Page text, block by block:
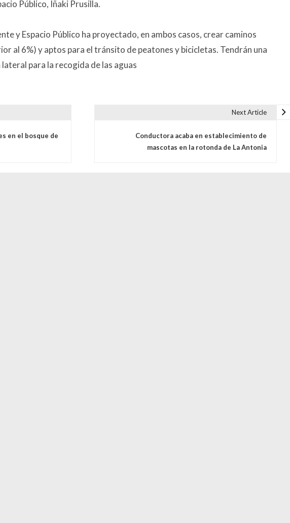
Público, Iñaki Prusilla.
y Espacio Público ha proyectado, en ambos casos, crear caminos
al 6%) y aptos para el tránsito de peatones y bicicletas. Tendrán una
para la recogida de las aguas
en el bosque de
Next Article
Conductora acaba en establecimiento de
mascotas en la rotonda de La Antonia